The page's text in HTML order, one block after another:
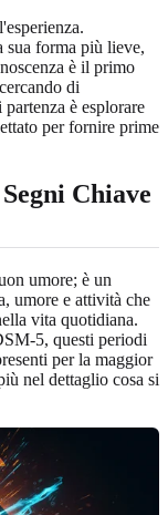
sua forma più lieve,
è il primo
di
è esplorare
per fornire prime
Chiave
umore; è un
umore e attività che
vita quotidiana.
5, questi periodi
per la maggior
nel dettaglio cosa si